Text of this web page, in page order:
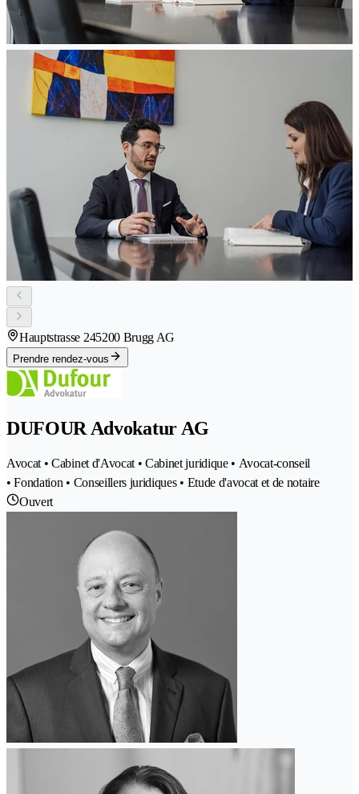
Hauptstrasse 245200 Brugg AG
Prendre rendez-vous
DUFOUR Advokatur AG
Avocat • Cabinet d'Avocat • Cabinet juridique • Avocat-conseil
• Fondation • Conseillers juridiques • Etude d'avocat et de notaire
Ouvert